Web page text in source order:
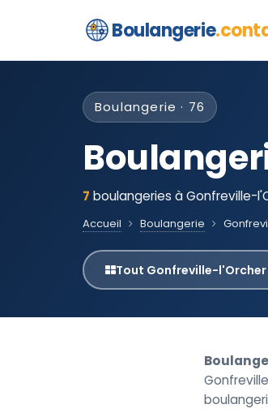
Boulangerie
Boulangerie · 76
7 boulangeries à Gonfreville-
Accueil Boulangerie
Tout Gonfreville-l'Orcher